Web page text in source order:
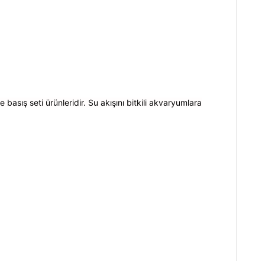
seti ürünleridir. Su akışını bitkili akvaryumlara